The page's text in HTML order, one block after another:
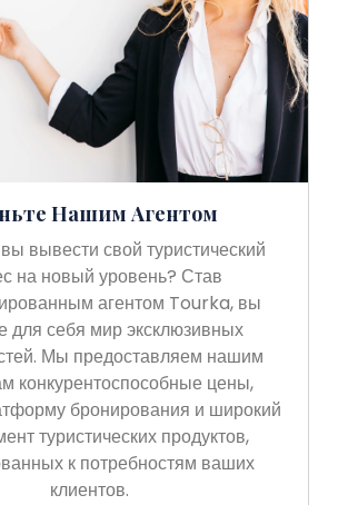
Нашим Агентом
вывести свой туристический
на новый уровень? Став
агентом Tourka, вы
для себя мир эксклюзивных
Мы предоставляем нашим
конкурентоспособные цены,
бронирования и широкий
туристических продуктов,
к потребностям ваших
клиентов.